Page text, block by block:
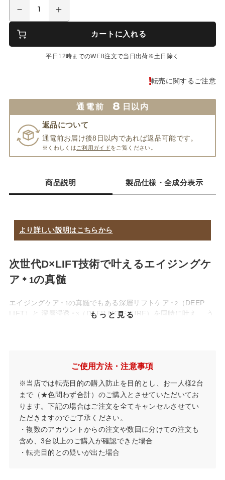
カートに入れる
平日12時までのWEB注文で当日出荷※土日除く
転売に関するご注意
通電前 8 日以内
返品について
通電前お届け後8日以内であれば返品可能です。
※くわしくは ご利用ガイドをご覧ください。
商品説明 製品仕様・全成分表示
より詳しい説明はこちらから
次世代D×LIFT技術で叶えるエイジングケ
ア ＊1の真髄
エイジングケア ＊1の真髄でもある深層リフトケア ＊2
（DEEP
LIFT）と 深層浸透
＊3
（DEEP MOISTURE）を同時に叶え、 う
＊4……【試験方法】30～50代 女性13名で実施。化粧品のみ、本品＋化粧品をそ
れぞれ半顔に2.5分間使用した後の肌水分量。（化粧品は当社製化粧水を使用）
※保証期間中の無償修理は日本国内においてのみ有効です。
もっと見る
ご使用方法・注意事項
※当店では転売目的の購入防止を目的とし、お一人様2台
まで（★色問わず合計）のご購入とさせていただいてお
ります。下記の場合はご注文を全てキャンセルさせてい
ただきますのでご了承ください。
・複数のアカウントからの注文や数回に分けての注文も
含め、3台以上のご購入が確認できた場合
・転売目的との疑いが出た場合